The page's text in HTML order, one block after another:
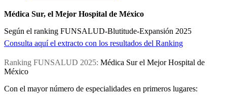
Médica Sur, el Mejor Hospital de México
Según el ranking FUNSALUD-Blutitude-Expansión 2025
Consulta aquí el extracto con los resultados del Ranking
Ranking FUNSALUD 2025: Médica Sur el Mejor Hospital de
México
Con el mayor número de especialidades en primeros lugares: